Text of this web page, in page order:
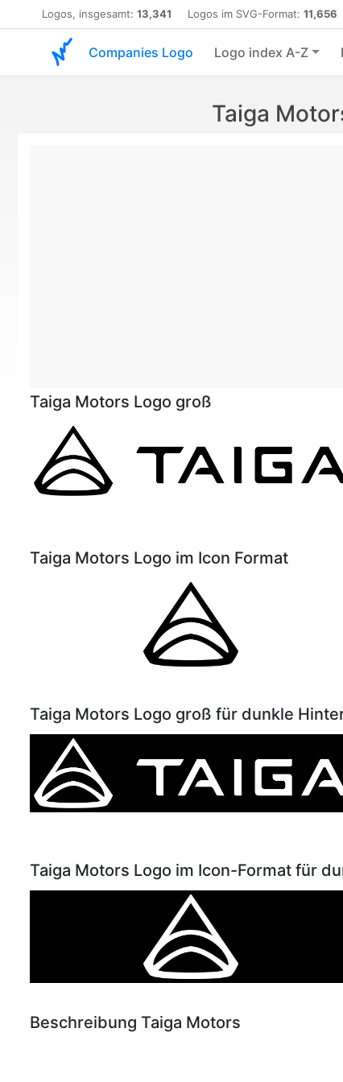
Logos, insgesamt: 13,341 Logos im SVG-Format: 11,656
Companies Logo Logo index A-Z
Taiga
Taiga Motors Logo groß
Taiga Motors Logo im Icon Format
Taiga Motors Logo groß für dunkle
Taiga Motors Logo im Icon-Format für
Beschreibung Taiga Motors